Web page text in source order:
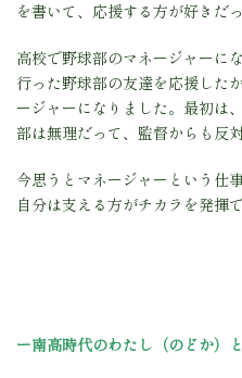
を書いて、応援する方が好きだ
高校で野球部のマネージャーに
行った野球部の友達を応援した
ージャーになりました。最初は
部は無理だって、監督からも反
今思うとマネージャーという仕
自分は支える方がチカラを発揮
ー南高時代のわたし（のどか）